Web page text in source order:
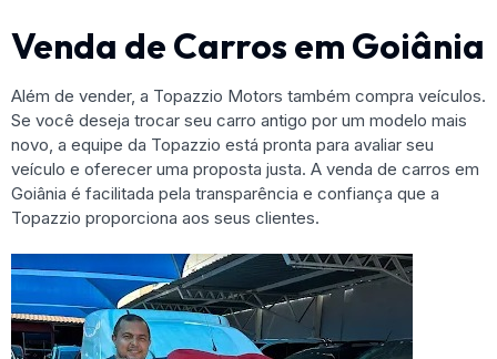
Venda de Carros em Goiânia
Além de vender, a Topazzio Motors também compra veículos.
Se você deseja trocar seu carro antigo por um modelo mais
novo, a equipe da Topazzio está pronta para avaliar seu
veículo e oferecer uma proposta justa. A venda de carros em
Goiânia é facilitada pela transparência e confiança que a
Topazzio proporciona aos seus clientes.